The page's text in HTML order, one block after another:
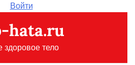
Войти
hata.ru
здоровое тело